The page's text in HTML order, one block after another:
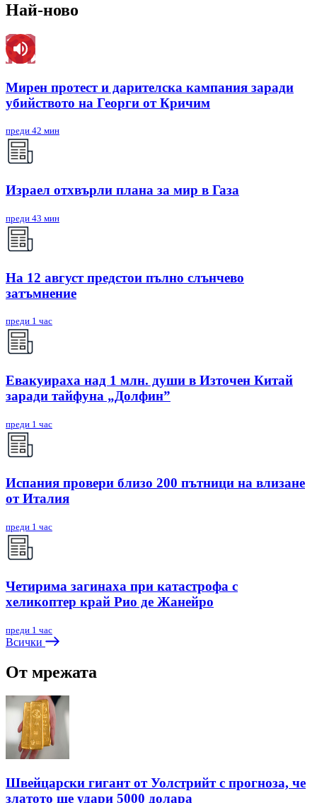
Най-ново
Мирен протест и дарителска кампания заради
убийството на Георги от Кричим
преди 42 мин
Израел отхвърли плана за мир в Газа
преди 43 мин
На 12 август предстои пълно слънчево
затъмнение
преди 1 час
Евакуираха над 1 млн. души в Източен Китай
заради тайфуна „Долфин”
преди 1 час
Испания провери близо 200 пътници на влизане
от Италия
преди 1 час
Четирима загинаха при катастрофа с
хеликоптер край Рио де Жанейро
преди 1 час
Всички
От мрежата
Швейцарски гигант от Уолстрийт с прогноза, че
златото ще удари 5000 долара